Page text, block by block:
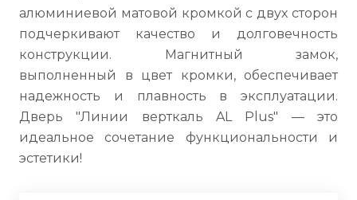
алюминиевой матовой кромкой с двух сторон
подчеркивают качество и долговечность
конструкции. Магнитный замок,
выполненный в цвет кромки, обеспечивает
надежность и плавность в эксплуатации.
Дверь "Линии верткаль AL Plus" — это
идеальное сочетание функциональности и
эстетики!